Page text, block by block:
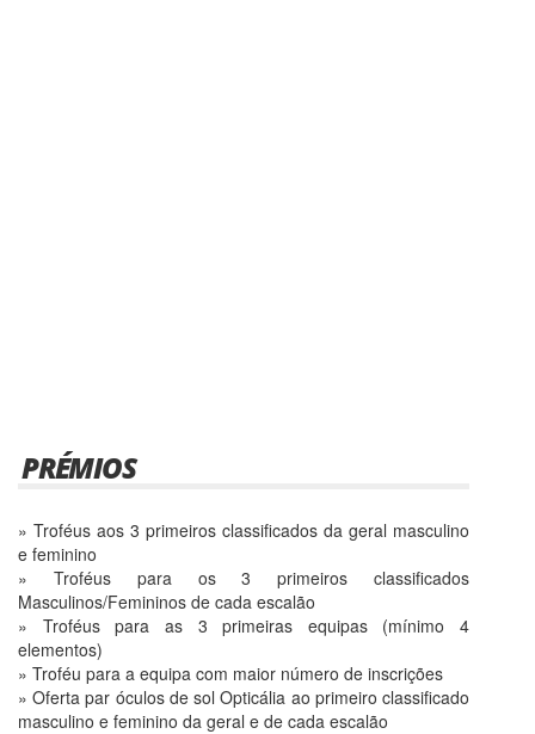
PRÉMIOS
» Troféus aos 3 primeiros classificados da geral masculino
e feminino
» Troféus para os 3 primeiros classificados
Masculinos/Femininos de cada escalão
» Troféus para as 3 primeiras equipas (mínimo 4
elementos)
» Troféu para a equipa com maior número de inscrições
» Oferta par óculos de sol Opticália ao primeiro classificado
masculino e feminino da geral e de cada escalão